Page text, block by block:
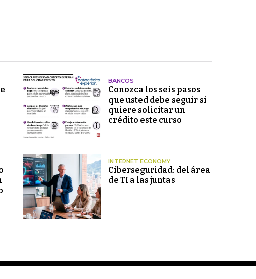
BANCOS
Conozca los seis pasos
que usted debe seguir si
quiere solicitar un
crédito este curso
INTERNET ECONOMY
Ciberseguridad: del área
de TI a las juntas